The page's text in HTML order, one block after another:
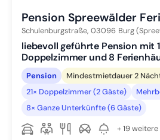
Pension Spreewälder
Schulenburgstraße, 03096 Burg
liebevoll geführte Pension mit
Doppelzimmer und 8
Pension
Mindestmietdauer 2
21× Doppelzimmer (2 Gäste)
8× Ganze Unterkünfte (6 Gäste)
+ 19 weitere